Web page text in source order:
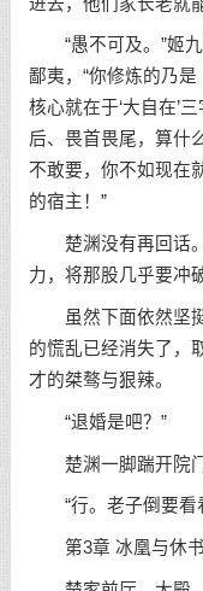
“愚不可及。”姬九
鄙夷，“你修炼的乃
核心就在于‘大自在’
后、畏首畏尾，算什
不敢要，你不如现在
的宿主！”
楚渊没有再回话。
力，将那股几乎要冲
虽然下面依然坚挺
的慌乱已经消失了，
才的桀骜与狠辣。
“退婚是吧？”
楚渊一脚踹开院门
“行。老子倒要看
第3章 冰凰与休书